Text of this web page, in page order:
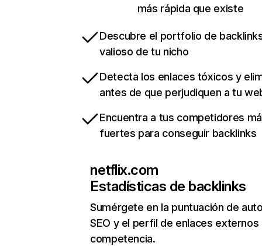
más rápida que existe
Descubre el portfolio de
valioso de tu nicho
Detecta los enlaces tóxicos y
antes de que perjudiquen a tu
Encuentra a tus competidores
fuertes para conseguir backlinks
netflix.com
Estadísticas de backlinks
Sumérgete en la puntuación de
SEO y el perfil de enlaces externos
competencia.